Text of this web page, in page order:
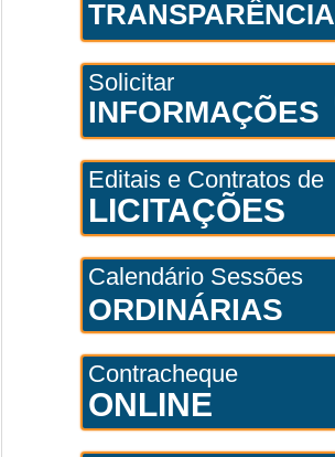
TRANSPARÊNCIA
Solicitar
INFORMAÇÕES
Editais e Contratos de
LICITAÇÕES
Calendário Sessões
ORDINÁRIAS
Contracheque
ONLINE